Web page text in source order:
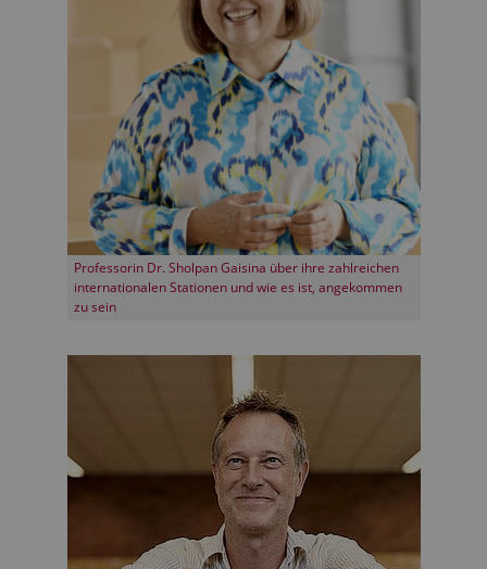
Professorin Dr. Sholpan Gaisina über ihre zahlreichen
internationalen Stationen und wie es ist, angekommen
zu sein